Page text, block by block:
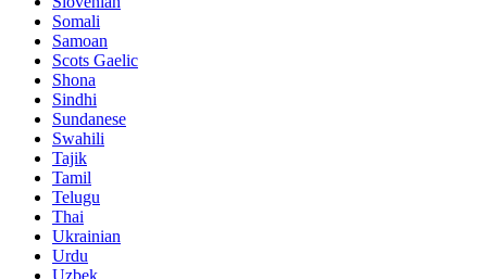
Somali
Samoan
Scots Gaelic
Shona
Sindhi
Sundanese
Swahili
Tajik
Tamil
Telugu
Thai
Ukrainian
Urdu